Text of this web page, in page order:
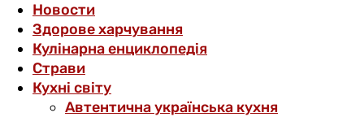
Новости
Здорове харчування
Кулінарна енциклопедія
Страви
Кухні світу
Автентична українська кухня